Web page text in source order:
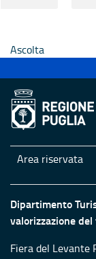
Ascolta
Area riservata
Dipartimento
valorizzazione
Fiera del Levante